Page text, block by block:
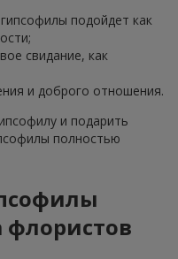
подойдет как
свидание, как
и доброго отношения.
и подарить
полностью
флористов